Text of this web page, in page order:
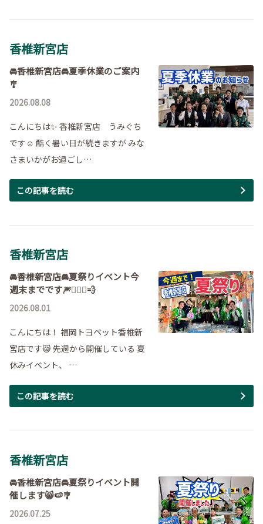
香椎新宮店
🚘香椎新宮店🚘夏季休業のご案内
🎐
2026.08.08
こんにちは✨ 香椎新宮店 うみぐち
です☺ 酷く暑い日が続きますが みな
さまいかがお過ごし…
この記事を読む
香椎新宮店
🚘香椎新宮店🚘夏祭りイベント今
週末までです🎆🏃🏻‍♀️💨
2026.08.01
こんにちは！ 福岡トヨペット香椎新
宮店です😸 先週から開催している 夏
休みイベント、 …
この記事を読む
香椎新宮店
🚘香椎新宮店🚘夏祭りイベント開
催します😸🍉🎐
2026.07.25